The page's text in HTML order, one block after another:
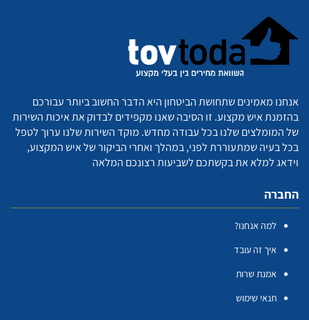
אנחנו מאמינים שתחושת הביטחון היא הדבר החשוב ביותר עבורכם
בהזמנת איש מקצוע. זו הסיבה שאנו מקפידים לבדוק את איכות השירות
של המומלצים שלנו בכל עבודה מחדש. מוקד השירות שלנו ערוך לטפל
בכל בעיה שמתעוררת לפני, במהלך ואחרי הביקור של איש המקצוע,
וידאג למלא את בקשתכם לשביעות רצונכם המלאה
החברה
למה אנחנו?
איך זה עובד
אמנת שרות
תנאי שימוש